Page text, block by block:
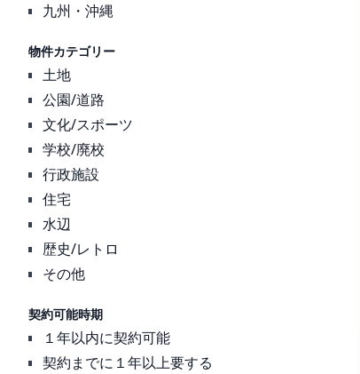
九州・沖縄
物件カテゴリー
土地
公園/道路
文化/スポーツ
学校/廃校
行政施設
住宅
水辺
歴史/レトロ
その他
契約可能時期
１年以内に契約可能
契約までに１年以上要する